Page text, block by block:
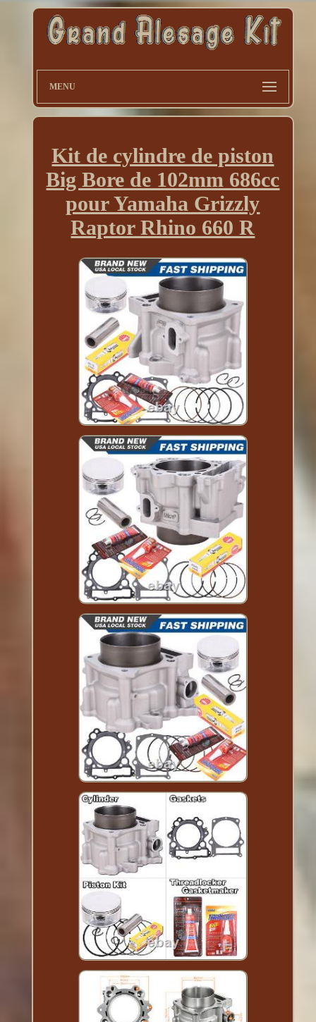
MENU
Kit de cylindre de piston
Big Bore de 102mm 686cc
pour Yamaha Grizzly
Raptor Rhino 660 R